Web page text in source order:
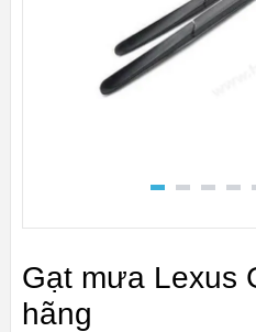
Gạt mưa Lexus
hãng